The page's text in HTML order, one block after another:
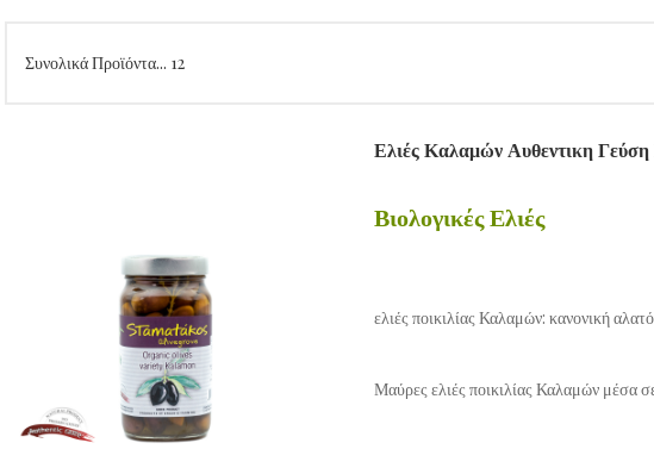
Συνολικά Προϊόντα... 12
Ελιές Καλαμών Αυθεντικη
Βιολογικές Ελιές
ελιές ποικιλίας Καλαμών: κανονική
Μαύρες ελιές ποικιλίας Καλαμών μέσα